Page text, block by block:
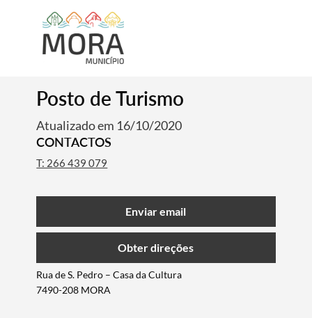
Posto de Turismo
Atualizado em 16/10/2020
CONTACTOS
T: 266 439 079
Enviar email
Obter direções
Rua de S. Pedro – Casa da Cultura
7490-208 MORA